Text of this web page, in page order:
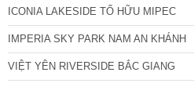
ICONIA LAKESIDE TỐ HỮU MIPEC
IMPERIA SKY PARK NAM AN KHÁNH
VIỆT YÊN RIVERSIDE BẮC GIANG